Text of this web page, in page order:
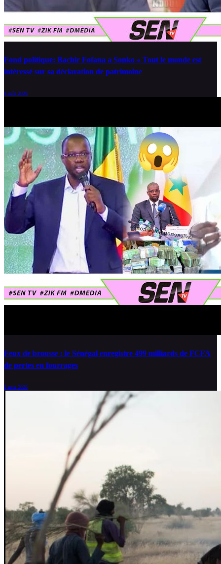
Fond politique: Bachir Fofana a Sonko « Tout le monde est
intéressé sur sa déclaration de patrimoine
8 août 2026
Feux de brousse : le Sénégal enregistre 499 milliards de FCFA
de pertes en fourrages
8 août 2026